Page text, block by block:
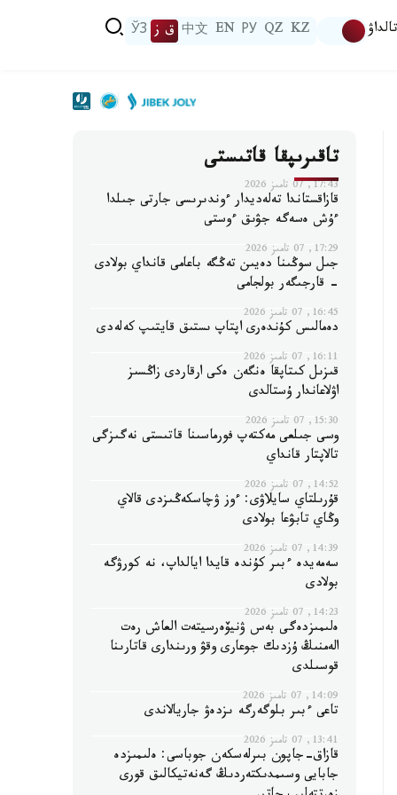
تالداۋ KZ
QZ
РУ
EN
中文 ق ز ЎЗ
تاقىرىپقا قاتىستى
17:43, 07 تامىز 2026
قازاقستاندا تەلەديدار ءوندىرىسى جارتى جىلدا
ءۇش ەسەگە جۋىق ءوستى
17:29, 07 تامىز 2026
جىل سوڭىنا دەيىن تەڭگە باعامى قانداي بولادى
- قارجىگەر بولجامى
16:45, 07 تامىز 2026
دەمالىس كۇندەرى اپتاپ ىستىق قايتىپ كەلەدى
16:11, 07 تامىز 2026
قىزىل كىتاپقا ەنگەن ەكى ارقاردى زاڭسىز
اۋلاعاندار ۇستالدى
15:30, 07 تامىز 2026
وسى جىلعى مەكتەپ فورماسىنا قاتىستى نەگىزگى
تالاپتار قانداي
14:52, 07 تامىز 2026
قۇرىلتاي سايلاۋى: ءوز ۋچاسكەڭىزدى قالاي
وڭاي تابۋعا بولادى
14:39, 07 تامىز 2026
سەمەيدە ءبىر كۇندە قايدا ايالداپ، نە كورۋگە
بولادى
14:23, 07 تامىز 2026
ەلىمىزدەگى بەس ۋنيۆەرسيتەت العاش رەت
الەمنىڭ ۇزدىك جوعارى وقۋ ورىندارى قاتارىنا
قوسىلدى
14:09, 07 تامىز 2026
تاعى ءبىر بلوگەرگە ىزدەۋ جاريالاندى
13:41, 07 تامىز 2026
قازاق-جاپون بىرلەسكەن جوباسى: ەلىمىزدە
جابايى وسىمدىكتەردىڭ گەنەتيكالىق قورى